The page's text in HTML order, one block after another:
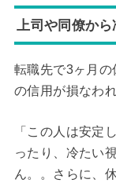
上司や同僚か
転職先で3ヶ月の
の信用が損なわ
「この人は安定
ったり、冷たい
ん。。さらに、